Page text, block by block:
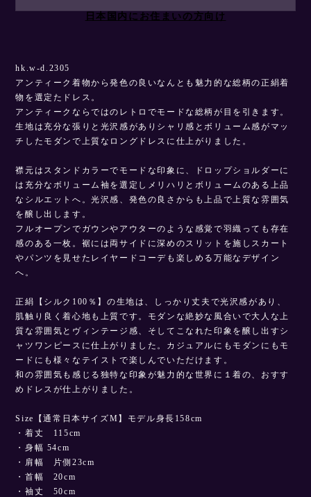
日本国内にお住まいの方向け
hk.w-d.2305
アンティーク着物から発色の良いなんとも魅力的な総柄の正絹着
物を選定たドレス。
アンティークならではのレトロでモードな総柄が目を引きます。
生地は充分な張りと光沢感がありシャリ感とボリューム感がマッ
チしたモダンで上質なロングドレスに仕上がりました。
襟元はスタンドカラーでモードな印象に、ドロップショルダーに
は充分なボリューム袖を選定しメリハリとボリュームのある上品
なシルエットへ。光沢感、発色の良さからも上品で上質な雰囲気
を醸し出します。
フルオープンでガウンやアウターのような感覚で羽織っても存在
感のある一枚。裾には両サイドに深めのスリットを施しスカート
やパンツを見せたレイヤードコーデも楽しめる万能なデザイン
へ。
正絹【シルク100％】の生地は、しっかり丈夫で光沢感があり、
肌触り良く着心地も上質です。モダンな絶妙な風合いで大人な上
質な雰囲気とヴィンテージ感、そしてこなれた印象を醸し出すシ
ャツワンピースに仕上がりました。カジュアルにもモダンにもモ
ードにも様々なテイストで楽しんでいただけます。
和の雰囲気も感じる独特な印象が魅力的な世界に１着の、おすす
めドレスが仕上がりました。
Size【通常日本サイズM】モデル身長158cm
・着丈 115cm
・身幅 54cm
・肩幅 片側23cm
・首幅 20cm
・袖丈 50cm